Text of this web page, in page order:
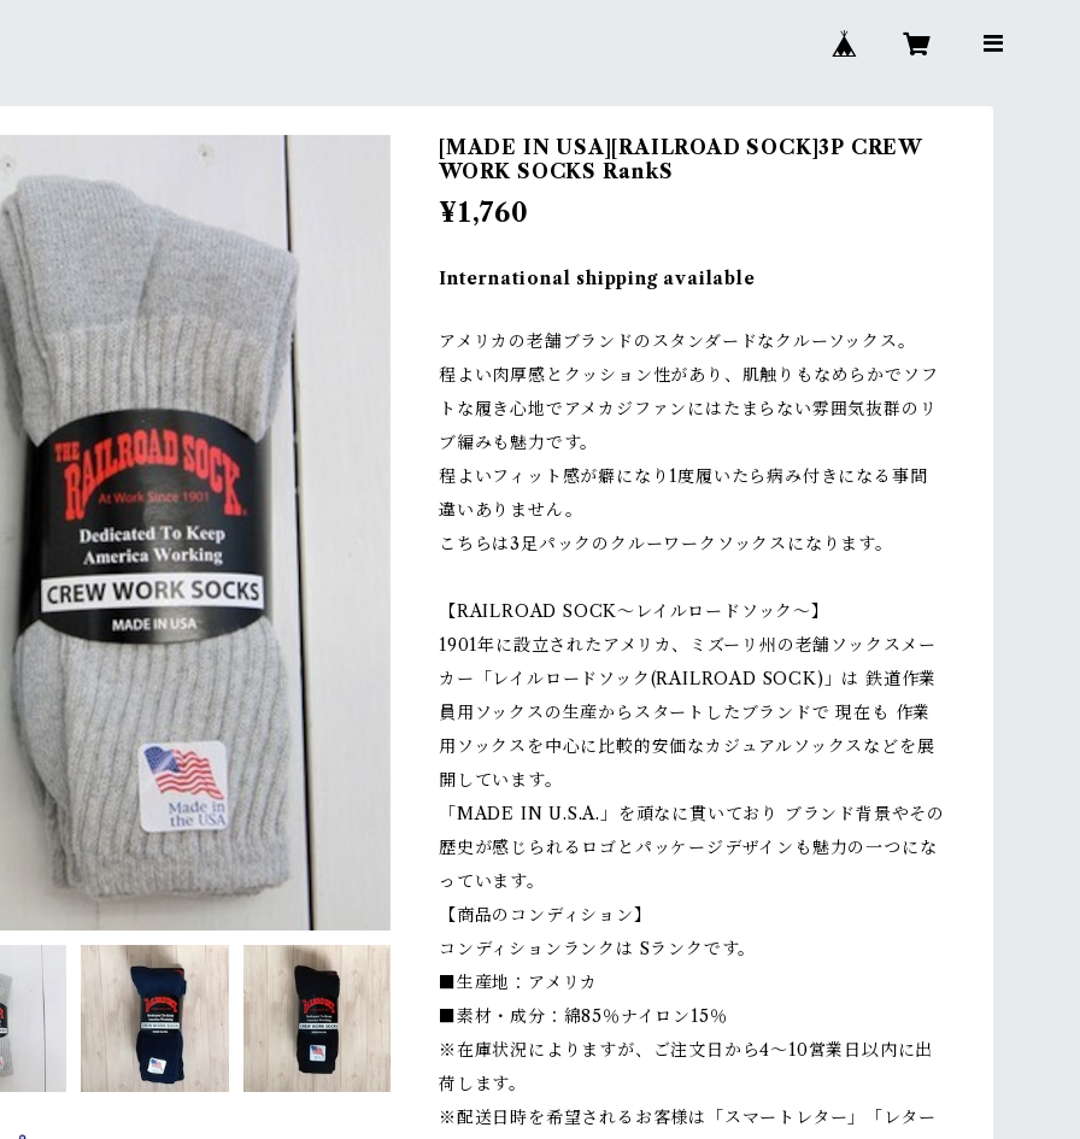
[MADE IN USA][RAILROAD SOCK]3P CREW
WORK SOCKS RankS
¥1,760
International shipping available
アメリカの老舗ブランドのスタンダードなクルーソックス。
程よい肉厚感とクッション性があり、肌触りもなめらかでソフ
トな履き心地でアメカジファンにはたまらない雰囲気抜群のリ
ブ編みも魅力です。
程よいフィット感が癖になり1度履いたら病み付きになる事間
違いありません。
こちらは3足パックのクルーワークソックスになります。
【RAILROAD SOCK〜レイルロードソック〜】
1901年に設立されたアメリカ、ミズーリ州の老舗ソックスメー
カー「レイルロードソック(RAILROAD SOCK)」は 鉄道作業
員用ソックスの生産からスタートしたブランドで 現在も 作業
用ソックスを中心に比較的安価なカジュアルソックスなどを展
開しています。
「MADE IN U.S.A.」を頑なに貫いており ブランド背景やその
歴史が感じられるロゴとパッケージデザインも魅力の一つにな
っています。
【商品のコンディション】
コンディションランクは Sランクです。
■生産地：アメリカ
■素材・成分：綿85％ナイロン15％
※在庫状況によりますが、ご注文日から4～10営業日以内に出
荷します。
※配送日時を希望されるお客様は「スマートレター」「レター